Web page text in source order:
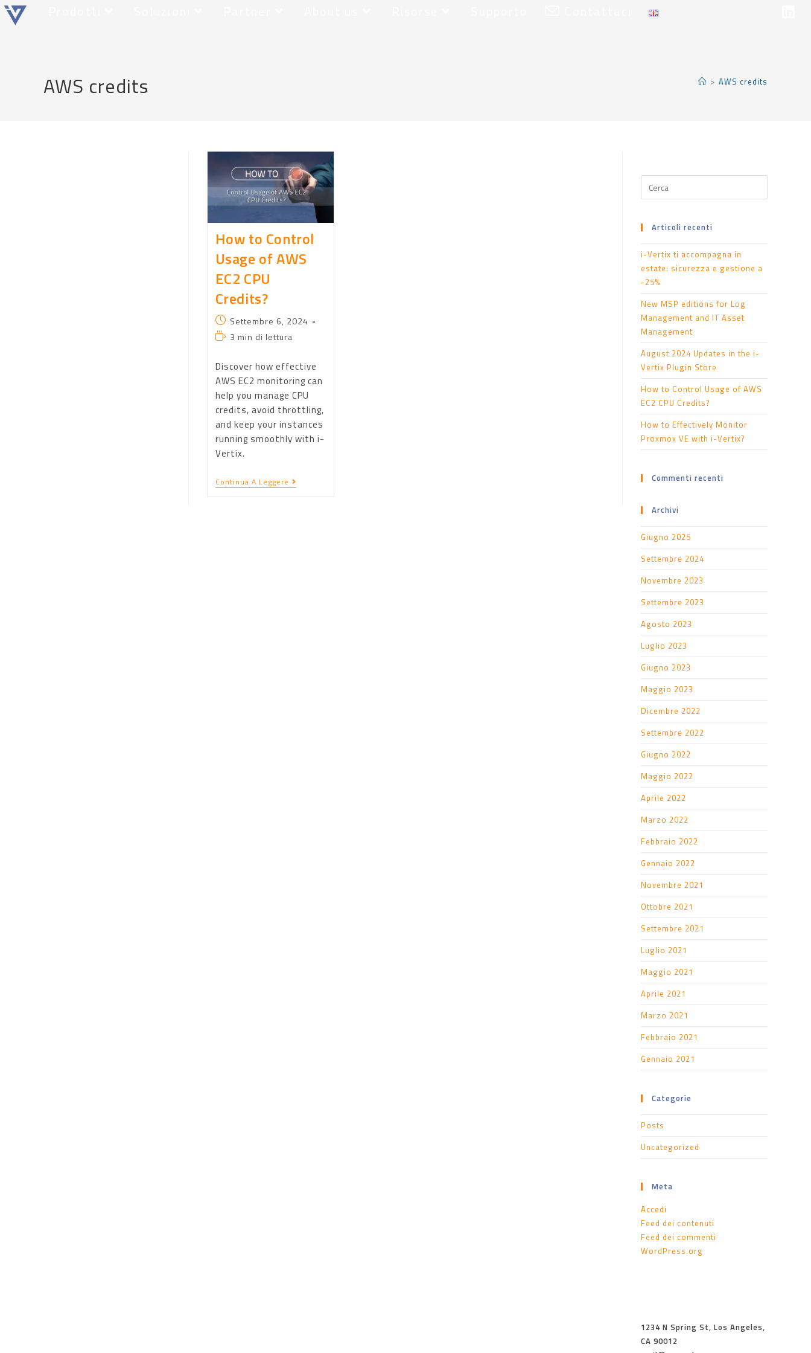
AWS credits > AWS credits
How to Control
Usage of AWS
EC2 CPU
Credits?
Settembre 6, 2024
3 min di lettura
Discover how effective
AWS EC2 monitoring can
help you manage CPU
credits, avoid throttling,
and keep your instances
running smoothly with i-
Vertix.
Continua A Leggere
Articoli recenti
i-Vertix ti accompagna in
estate: sicurezza e gestione a
-25%
New MSP editions for Log
Management and IT Asset
Management
August 2024 Updates in the i-
Vertix Plugin Store
How to Control Usage of AWS
EC2 CPU Credits?
How to Effectively Monitor
Proxmox VE with i-Vertix?
Commenti recenti
Archivi
Giugno 2025
Settembre 2024
Novembre 2023
Settembre 2023
Agosto 2023
Luglio 2023
Giugno 2023
Maggio 2023
Dicembre 2022
Settembre 2022
Giugno 2022
Maggio 2022
Aprile 2022
Marzo 2022
Febbraio 2022
Gennaio 2022
Novembre 2021
Ottobre 2021
Settembre 2021
Luglio 2021
Maggio 2021
Aprile 2021
Marzo 2021
Febbraio 2021
Gennaio 2021
Categorie
Posts
Uncategorized
Meta
Accedi
Feed dei contenuti
Feed dei commenti
WordPress.org
1234 N Spring St, Los Angeles,
CA 90012